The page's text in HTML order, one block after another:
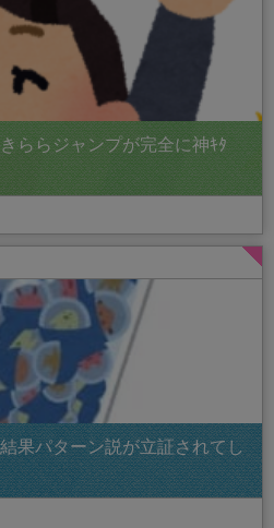
ららジャンプが完全に神ｷﾀ
果パターン説が立証されてし